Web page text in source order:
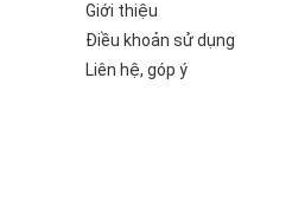
Trải nghiệm hình ảnh
Enhancer. Công
dung bạn đang xem.
ánh nắng chói
Giới thiệu
Điều khoản sử dụng
Liên hệ, góp ý